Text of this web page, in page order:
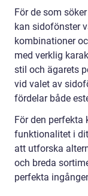
För de som
kan sidofönster
kombinationer
med verklig
stil och ägarets
vid valet av
fördelar både
För den perfekta
funktionalitet i
att utforska
och breda
perfekta